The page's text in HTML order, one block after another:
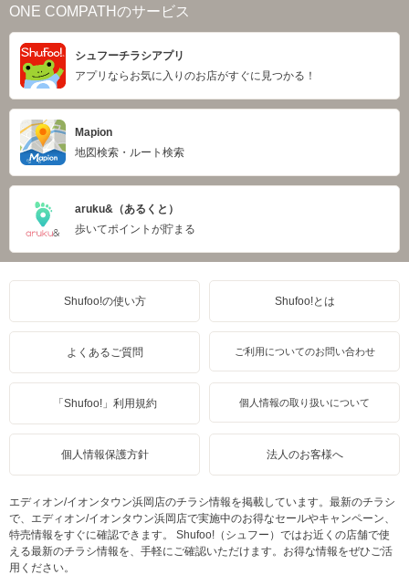
ONE COMPATHのサービス
シュフーチラシアプリ
アプリならお気に入りのお店がすぐに見つかる！
Mapion
地図検索・ルート検索
aruku&（あるくと）
歩いてポイントが貯まる
Shufoo!の使い方 Shufoo!とは
よくあるご質問 ご利用についてのお問い合わせ
「Shufoo!」利用規約 個人情報の取り扱いについて
個人情報保護方針 法人のお客様へ
エディオン/イオンタウン浜岡店のチラシ情報を掲載しています。最新のチラシ
で、エディオン/イオンタウン浜岡店で実施中のお得なセールやキャンペーン、
特売情報をすぐに確認できます。 Shufoo!（シュフー）ではお近くの店舗で使
える最新のチラシ情報を、手軽にご確認いただけます。お得な情報をぜひご活
用ください。